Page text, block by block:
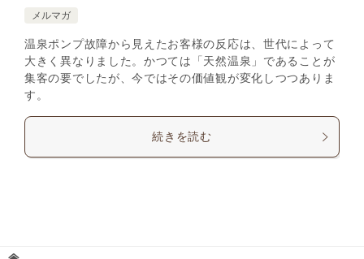
メルマガ
温泉ポンプ故障から見えたお客様の反応は、世代によって
大きく異なりました。かつては「天然温泉」であることが
集客の要でしたが、今ではその価値観が変化しつつありま
す。
続きを読む